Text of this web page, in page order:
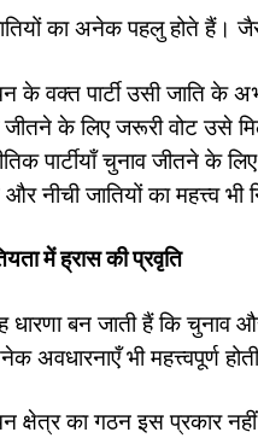
का अनेक पहलु होते हैं।
के वक्त पार्टी उसी जाति के
जीतने के लिए जरूरी वोट उसे
पार्टीयाँ चुनाव जीतने के
नीची जातियों का महत्त्व भी
में ह्रास की प्रवृति
धारणा बन जाती हैं कि चुनाव
अवधारनाएँ भी महत्त्वपूर्ण
क्षेत्र का गठन इस प्रकार